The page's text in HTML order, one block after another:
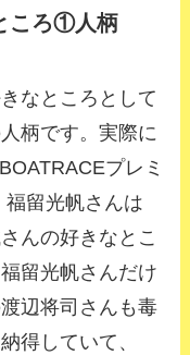
ころ①人柄
なところとして
柄です。実際に
プレミ
留光帆さんは
んの好きなとこ
留光帆さんだけ
辺将司さんも毒
得していて、